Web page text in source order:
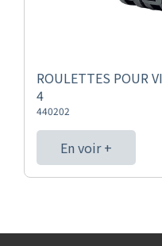
ROULETTES POUR
4
440202
En voir +